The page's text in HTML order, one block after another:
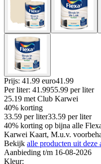
Prijs: 41.99 euro41 .99
Per liter: 41.9955.99 per liter
25.19 met Club Karwei
40% korting
33.59 per liter33.59 per liter
40% korting op bijna alle
Karwei Kaart, M.u.v.
Bekijk alle producten uit deze
Aanbieding t/m 16-08-2026
Kleur: